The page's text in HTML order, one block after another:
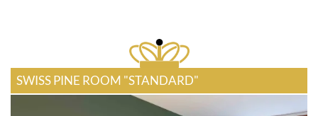
SWISS PINE ROOM "STANDARD"